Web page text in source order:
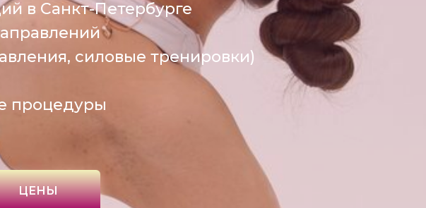
в Санкт-Петербурге
силовые тренировки)
процедуры
ЦЕНЫ